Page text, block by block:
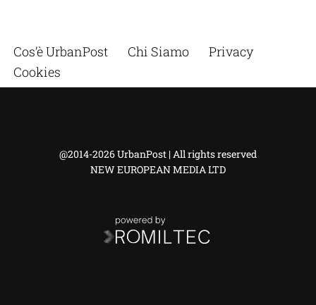
Cos’è UrbanPost Chi Siamo
Privacy
Cookies
@2014-2026 UrbanPost | All rights reserved
NEW EUROPEAN MEDIA LTD